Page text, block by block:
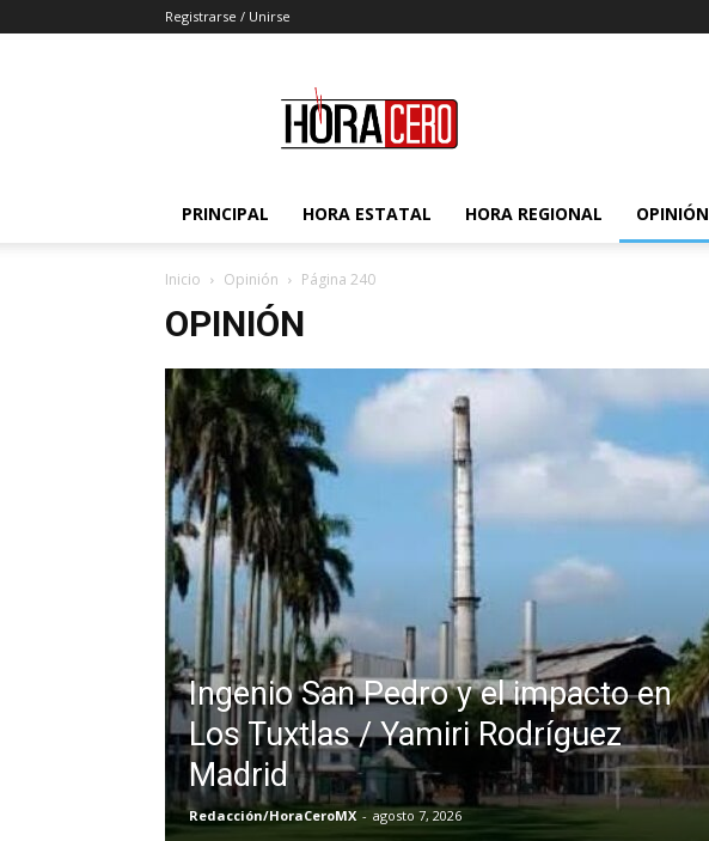
Registrarse / Unirse
Cero
PRINCIPAL HORA ESTATAL HORA REGIONAL OPINIÓN
Inicio Opinión Página 240
OPINIÓN
Ingenio San Pedro y el impacto en
Los Tuxtlas / Yamiri Rodríguez
Madrid
Redacción/HoraCeroMX - agosto 7, 2026